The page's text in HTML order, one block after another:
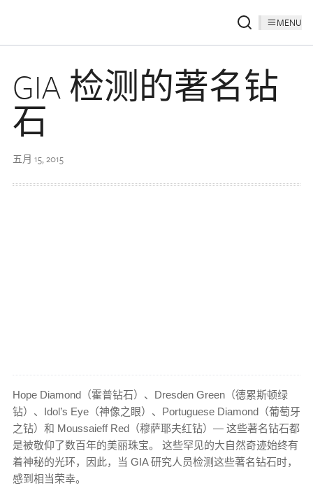
MENU
GIA 检测的著名钻
石
五月 15, 2015
Hope Diamond（霍普钻石）、Dresden Green（德累斯顿绿
钻）、Idol’s Eye（神像之眼）、Portuguese Diamond（葡萄牙
之钻）和 Moussaieff Red（穆萨耶夫红钻）— 这些著名钻石都
是被敬仰了数百年的美丽珠宝。 这些罕见的大自然奇迹始终有
着神秘的光环，因此，当 GIA 研究人员检测这些著名钻石时，
感到相当荣幸。